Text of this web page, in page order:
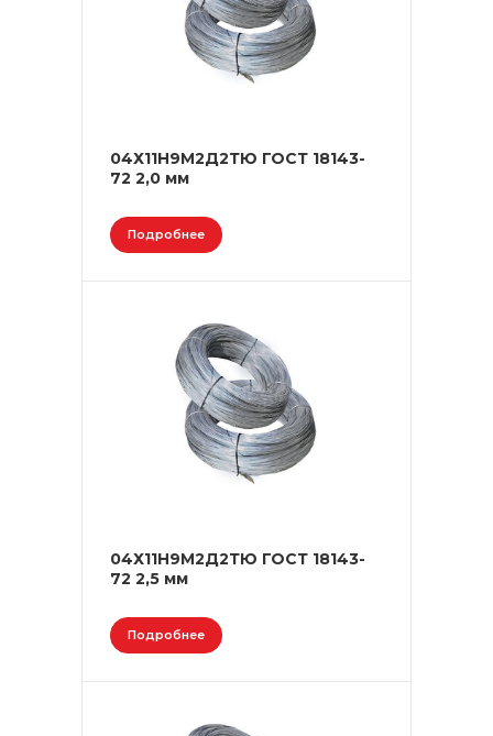
04Х11Н9М2Д2ТЮ ГОСТ 18143-
72 2,0 мм
Подробнее
04Х11Н9М2Д2ТЮ ГОСТ 18143-
72 2,5 мм
Подробнее